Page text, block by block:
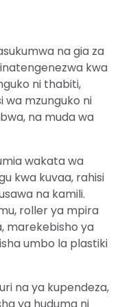
na gia za
kwa
ni thabiti,
wa mzunguko ni
na muda wa
wakata wa
kwa kuvaa, rahisi
na kamili.
roller ya mpira
marekebisho ya
umbo la plastiki
na ya kupendeza,